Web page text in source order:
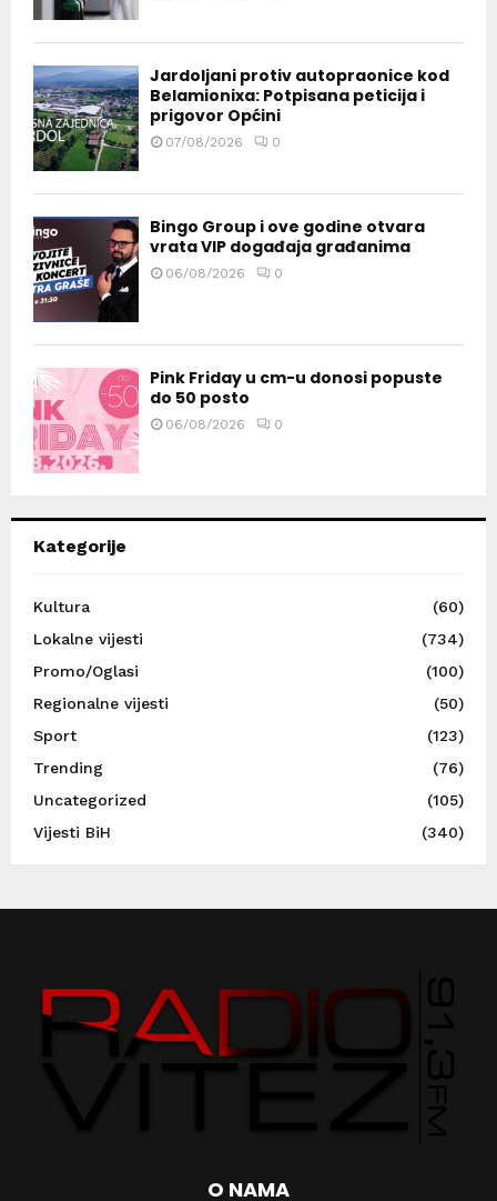
Jardoljani protiv autopraonice kod
Belamionixa: Potpisana peticija i
prigovor Općini
07/08/2026 0
Bingo Group i ove godine otvara
vrata VIP događaja građanima
06/08/2026 0
Pink Friday u cm-u donosi popuste
do 50 posto
06/08/2026 0
Kategorije
Kultura
(60)
Lokalne vijesti
(734)
Promo/Oglasi
(100)
Regionalne vijesti
(50)
Sport
(123)
Trending
(76)
Uncategorized
(105)
Vijesti BiH
(340)
O NAMA